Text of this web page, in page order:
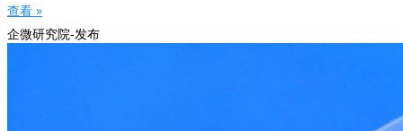
查看 »
企微研究院-发布